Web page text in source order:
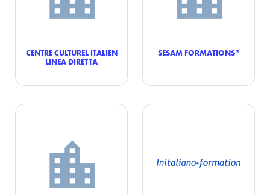
CENTRE CULTUREL ITALIEN
LINEA DIRETTA
SESAM FORMATIONS*